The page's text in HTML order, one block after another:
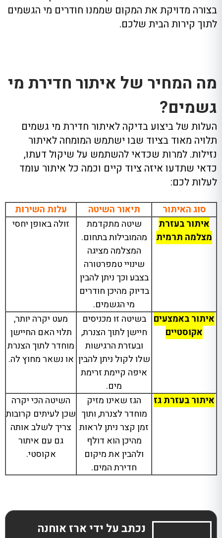
בצורה מדויקת את המקום שממנו חודרים מי הגשמים
לתוך קירות הבית שלכם.
מה המחיר של איתור חדירת מי
גשמים?
העלות של ביצוע בדיקה לאיתור חדירת מי גשמים
תלויה מאוד בציוד שבו ישתמש המומחה לאיתור
נזילות. למרות שכדאי להשתמש על שיקול דעתו,
כדאי שתדעו איזה ציוד קיים וכמה כל איתור עומד
לעלות לכם:
סוג האיתור תיאור השיטה
עלות השירות
איתור בעזרת
מצלמה תרמית
שיטה מתקדמת
מהמובילות בתחום.
המצלמה מציגה
שינויי טמפרטורה
בצבע וכך ניתן להבין
בדיוק מהיכן חודרים
מי הגשמים.
זולה באופן יחסי
איתור באמצעים
אקוסטיים
בשיטה זו מכניסים
חיישן לתוך הצנרת,
ובעזרת הרגישות
שלו לקול ניתן להבין
איפה קיימת זרימת
מים.
מעט יקרה יותר,
תלוי האם החיישן
מוחדר לתוך הצנרת
או נשאר מחוץ לה.
איתור בעזרת גז
הגז שאינו מזיק
מוחדר לצנרת, ותוך
זמן קצר ניתן לראות
מהיכן הוא דולף
ולהבין את מיקום
חדירת המים.
השיטה הכי יקרה
שכן לעיתים קרובות
צריך לשלב אותה
גם עם איתור
אקוסטי.
נכתב על ידי ארז אוחנה